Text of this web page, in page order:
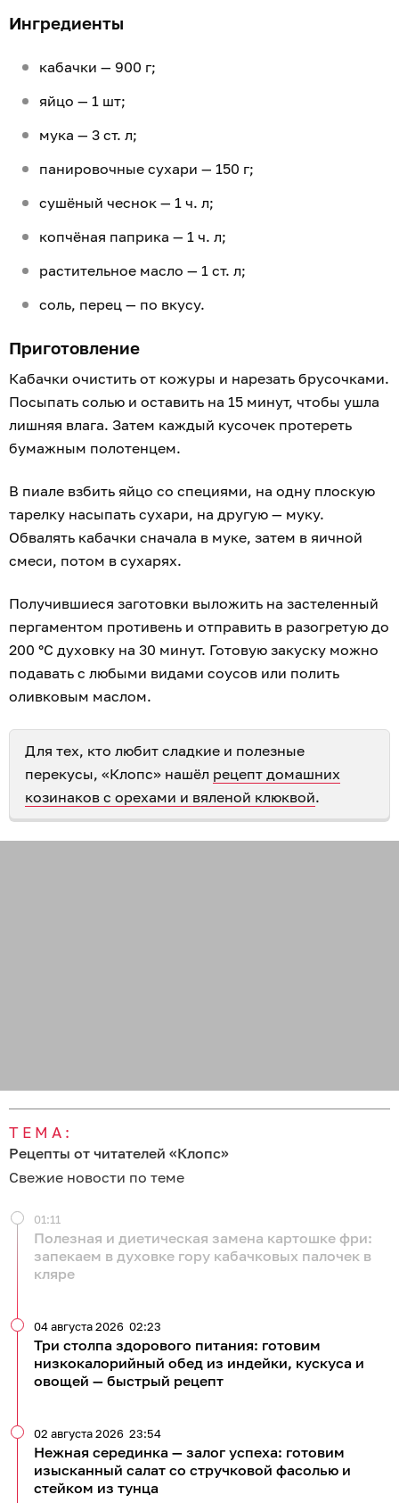
Ингредиенты
кабачки — 900 г;
яйцо — 1 шт;
мука — 3 ст. л;
панировочные сухари — 150 г;
сушёный чеснок — 1 ч. л;
копчёная паприка — 1 ч. л;
растительное масло — 1 ст. л;
соль, перец — по вкусу.
Приготовление
Кабачки очистить от кожуры и нарезать брусочками.
Посыпать солью и оставить на 15 минут, чтобы ушла
лишняя влага. Затем каждый кусочек протереть
бумажным полотенцем.
В пиале взбить яйцо со специями, на одну плоскую
тарелку насыпать сухари, на другую — муку.
Обвалять кабачки сначала в муке, затем в яичной
смеси, потом в сухарях.
Получившиеся заготовки выложить на застеленный
пергаментом противень и отправить в разогретую до
200 °С духовку на 30 минут. Готовую закуску можно
подавать с любыми видами соусов или полить
оливковым маслом.
Для тех, кто любит сладкие и полезные
перекусы, «Клопс» нашёл рецепт домашних
козинаков с орехами и вяленой клюквой.
ТЕМА:
Рецепты от читателей «Клопс»
Свежие новости по теме
Полезная и диетическая замена картошке фри:
запекаем в духовке гору кабачковых палочек в
кляре
01:11
Три столпа здорового питания: готовим
низкокалорийный обед из индейки, кускуса и
овощей — быстрый рецепт
04 августа 2026 02:23
Нежная серединка — залог успеха: готовим
изысканный салат со стручковой фасолью и
стейком из тунца
02 августа 2026 23:54